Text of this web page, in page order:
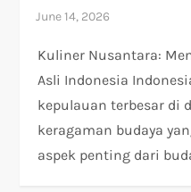
Kuliner Nusantara:
Asli Indonesia
kepulauan terbesar di
keragaman budaya
aspek penting dari